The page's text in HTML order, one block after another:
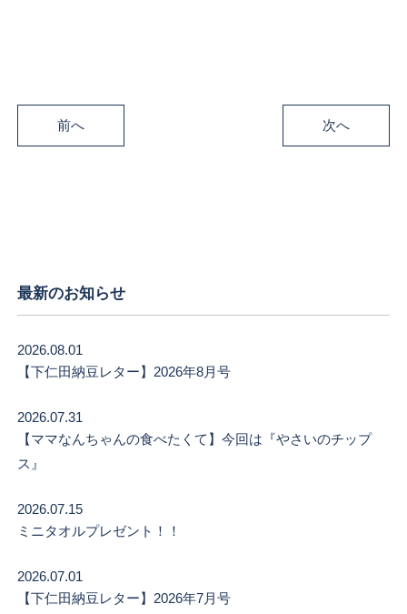
前へ 次へ
最新のお知らせ
【下仁田納豆レター】2026年8月号
2026.08.01
【ママなんちゃんの食べたくて】今回は『やさいのチップ
ス』
2026.07.31
ミニタオルプレゼント！！
2026.07.15
【下仁田納豆レター】2026年7月号
2026.07.01